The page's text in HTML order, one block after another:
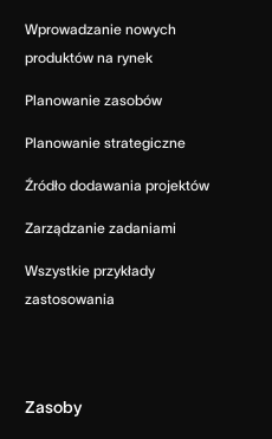
Wprowadzanie nowych
produktów na rynek
Planowanie zasobów
Planowanie strategiczne
Źródło dodawania projektów
Zarządzanie zadaniami
Wszystkie przykłady
zastosowania
Zasoby